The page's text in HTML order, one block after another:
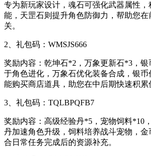
专为新玩家设计，魂石可强化武器属性
能，天罡石则提升角色防御力，帮助您在
关。
2、礼包码：WMSJS666
奖励内容：乾坤石*2，万象更新石*3，银
于角色进化，万象石优化装备合成，银币
能购买商店道具，助您在中后期快速积累
3、礼包码：TQLBPQFB7
奖励内容：高级经验丹*5，宠物饲料*10
丹加速角色升级，饲料培养战斗宠物，
合日常任务完成后的资源补充。